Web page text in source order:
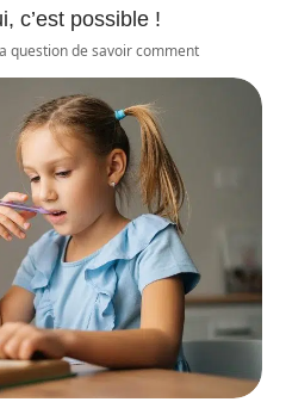
c’est possible !
question de savoir comment